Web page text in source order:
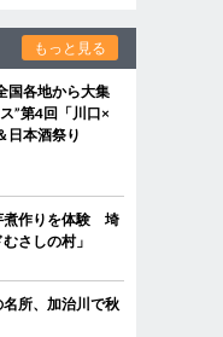
もっと見る
国各地から大集
”第4回「川口×
日本酒祭り
煮作りを体験 埼
さしの村」
所、加治川で秋